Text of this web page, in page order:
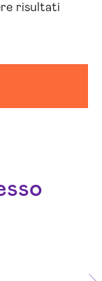
risultati